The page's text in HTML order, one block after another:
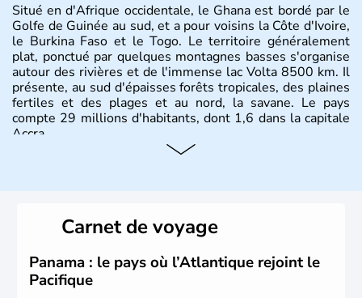
Situé en d'Afrique occidentale, le Ghana est bordé par le
Golfe de Guinée au sud, et a pour voisins la Côte d'Ivoire,
le Burkina Faso et le Togo. Le territoire généralement
plat, ponctué par quelques montagnes basses s'organise
autour des rivières et de l'immense lac Volta 8500 km. Il
présente, au sud d'épaisses forêts tropicales, des plaines
fertiles et des plages et au nord, la savane. Le pays
compte 29 millions d'habitants, dont 1,6 dans la capitale
Accra.
Carnet de voyage
Panama : le pays où l’Atlantique rejoint le
Pacifique